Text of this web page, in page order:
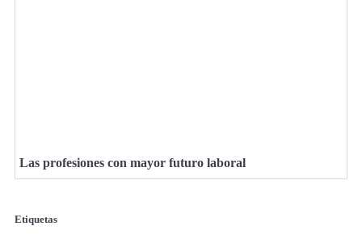
Las profesiones con mayor futuro laboral
Etiquetas